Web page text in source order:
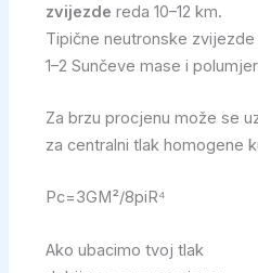
zvijezde reda 10–12 km.
Tipične neutronske
1–2 Sunčeve mase i
Za brzu procjenu može se
za centralni tlak homogene
Pc=3GM²/8piR⁴
Ako ubacimo tvoj tlak